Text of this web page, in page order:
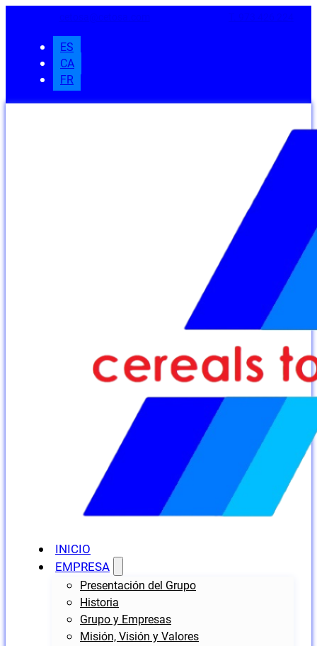
ES
CA
FR
INICIO
EMPRESA
Presentación del Grupo
Historia
Grupo y Empresas
Misión, Visión y Valores